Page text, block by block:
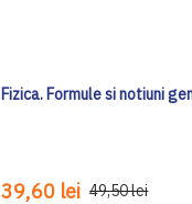
Fizica. Formule si notiuni
39,60 lei 49,50 lei